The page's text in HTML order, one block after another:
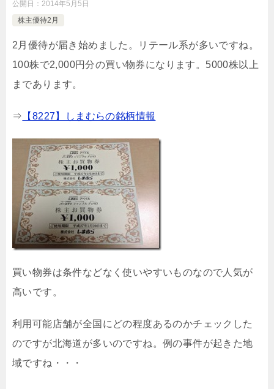
公開日： 2014年5月5日
株主優待2月
2月優待が届き始めました。リテール系が多いですね。
100株で2,000円分の買い物券になります。5000株以上
まであります。
⇒ 【8227】しまむらの銘柄情報
買い物券は条件などなく使いやすいものなので人気が
高いです。
利用可能店舗が全国にどの程度あるのかチェックした
のですが北海道が多いのですね。例の事件が起きた地
域ですね・・・